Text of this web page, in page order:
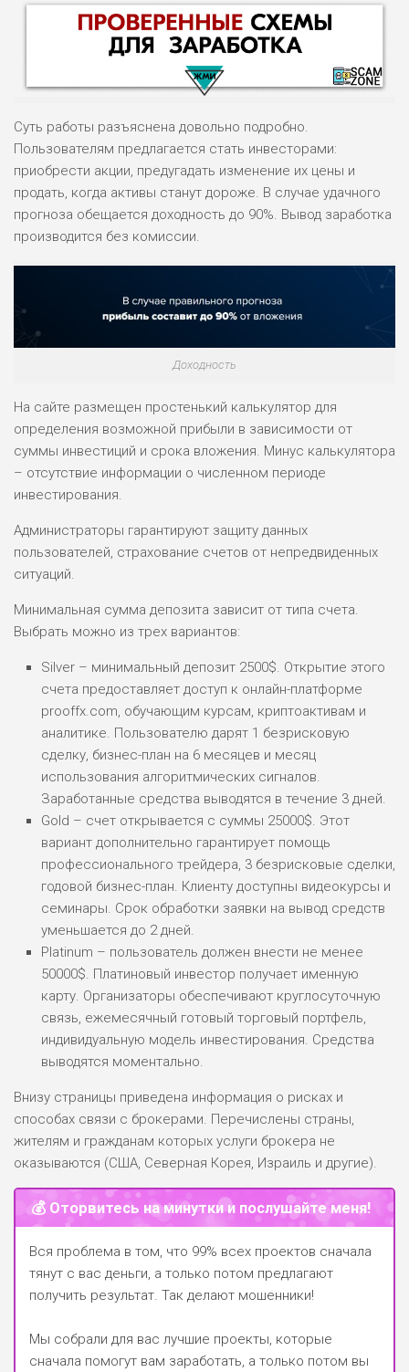
НАЗВАНИЕ ОБЗОР
РИСКИ: НИЗКИЕ
ДОХОД: ВЫСОКИЙ
М СТАВОК
РИСКИ: СРЕДНИЕ
ДОХОД: ВЫСОКИЙ
БЮДЖЕТ: НИЗКИЙ
ОБЗОР
ПОДОЙДЕТ
РИСКИ: НИЗКИЕ
БЮДЖЕТ: НИЗКИЙ
ОБЗОР
ПОДОЙДЕТ
РИСКИ: НИЗКИЕ
ДОХОД: СРЕДНИЙ
БЮДЖЕТ: НИЗКИЙ
Суть работы разъяснена довольно подробно.
Пользователям предлагается стать инвесторами:
приобрести акции, предугадать изменение их цены и
продать, когда активы станут дороже. В случае удачного
прогноза обещается доходность до 90%. Вывод заработка
производится без комиссии.
Доходность
На сайте размещен простенький калькулятор для
определения возможной прибыли в зависимости от
суммы инвестиций и срока вложения. Минус калькулятора
– отсутствие информации о численном периоде
инвестирования.
Администраторы гарантируют защиту данных
пользователей, страхование счетов от непредвиденных
ситуаций.
Минимальная сумма депозита зависит от типа счета.
Выбрать можно из трех вариантов:
Silver – минимальный депозит 2500$. Открытие этого
счета предоставляет доступ к онлайн-платформе
prooffx.com, обучающим курсам, криптоактивам и
аналитике. Пользователю дарят 1 безрисковую
сделку, бизнес-план на 6 месяцев и месяц
использования алгоритмических сигналов.
Заработанные средства выводятся в течение 3 дней.
Gold – счет открывается с суммы 25000$. Этот
вариант дополнительно гарантирует помощь
профессионального трейдера, 3 безрисковые сделки,
годовой бизнес-план. Клиенту доступны видеокурсы и
семинары. Срок обработки заявки на вывод средств
уменьшается до 2 дней.
Platinum – пользователь должен внести не менее
50000$. Платиновый инвестор получает именную
карту. Организаторы обеспечивают круглосуточную
связь, ежемесячный готовый торговый портфель,
индивидуальную модель инвестирования. Средства
выводятся моментально.
Внизу страницы приведена информация о рисках и
способах связи с брокерами. Перечислены страны,
жителям и гражданам которых услуги брокера не
оказываются (США, Северная Корея, Израиль и другие).
💰 Оторвитесь на минутки и послушайте меня!
Вся проблема в том, что 99% всех проектов сначала
тянут с вас деньги, а только потом предлагают
получить результат. Так делают мошенники!
Мы собрали для вас лучшие проекты, которые
сначала помогут вам заработать, а только потом вы